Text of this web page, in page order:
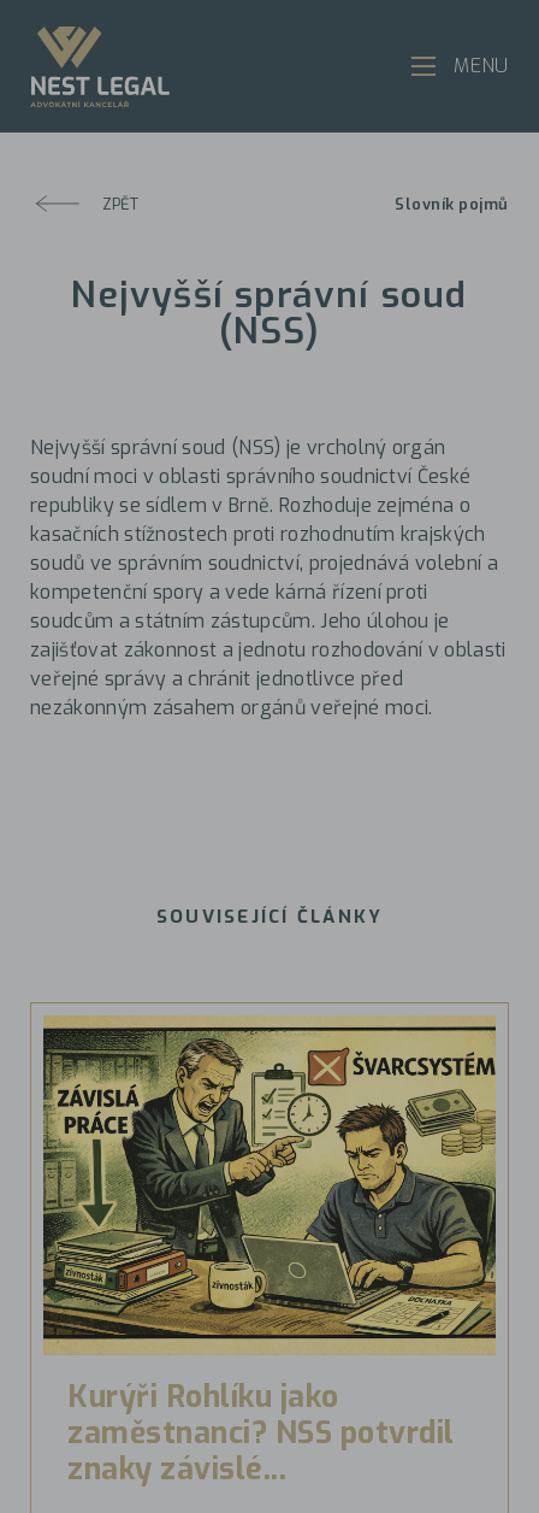
ZPĚT Slovník pojmů
Nejvyšší správní soud
(NSS)
Nejvyšší správní soud (NSS) je vrcholný orgán
soudní moci v oblasti správního soudnictví České
republiky se sídlem v Brně. Rozhoduje zejména o
kasačních stížnostech proti rozhodnutím krajských
soudů ve správním soudnictví, projednává volební a
kompetenční spory a vede kárná řízení proti
soudcům a státním zástupcům. Jeho úlohou je
zajišťovat zákonnost a jednotu rozhodování v oblasti
veřejné správy a chránit jednotlivce před
nezákonným zásahem orgánů veřejné moci.
SOUVISEJÍCÍ ČLÁNKY
Kurýři Rohlíku jako
zaměstnanci? NSS potvrdil
znaky závislé...
MENU